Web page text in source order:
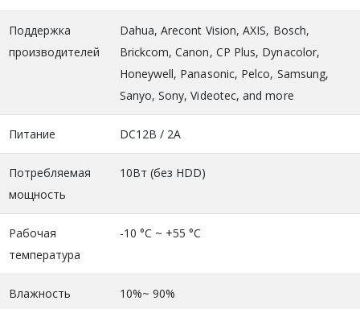
Поддержка
производителей
Dahua, Arecont Vision, AXIS, Bosch,
Brickcom, Canon, CP Plus, Dynacolor,
Honeywell, Panasonic, Pelco, Samsung,
Sanyo, Sony, Videotec, and more
Питание DC12В / 2A
Потребляемая
мощность
10Вт (без HDD)
Рабочая
температура
-10 °C ~ +55 °C
Влажность 10%~ 90%